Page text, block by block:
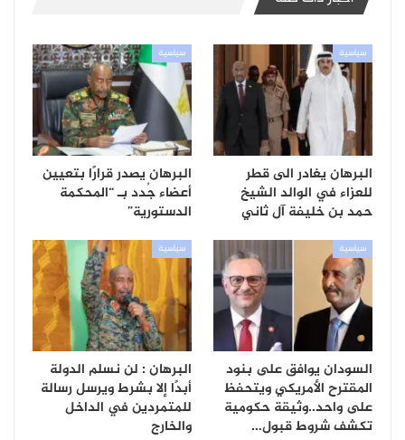
سياسية
البرهان يغادر الى قطر
للعزاء في الوالد الشيخ
حمد بن خليفة آل ثاني
سياسية
البرهان يصدر قرارًا بتعيين
أعضاء جُدد بـ “المحكمة
الدستورية”
سياسية
السودان يوافق على بنود
المقترح الأمريكي ويتحفظ
على واحد..وثيقة حكومية
تكشف شروط قبول…
سياسية
البرهان : لن نسلم الدولة
أبدًا إلا بشرط ويرسل رسالة
للمتمردين في الداخل
والخارج